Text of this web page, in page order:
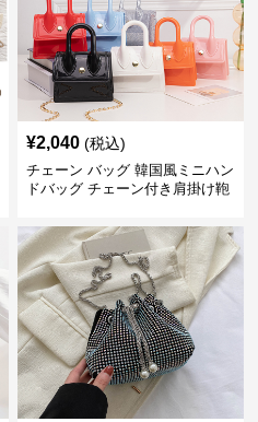
¥2,040 (税込)
チェーン バッグ 韓国風ミニハン
ドバッグ チェーン付き肩掛け鞄